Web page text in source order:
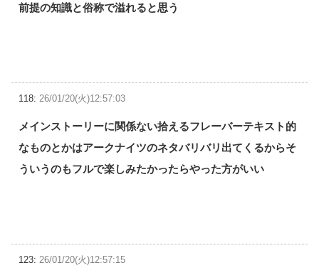
前提の知識と俗称で溢れると思う
118: 26/01/20(火)12:57:03
メインストーリーに関係ない拾えるフレーバーテキスト的
なものとかはアークナイツのネタバリバリ出てくるからそ
ういうのもフルで楽しみたかったらやった方がいい
123: 26/01/20(火)12:57:15